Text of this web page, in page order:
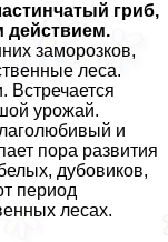
гриб,
действием.
заморозков,
леса.
Встречается
урожай.
и
пора развития
дубовиков,
период
лесах.